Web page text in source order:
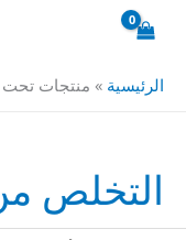
الرئيسية » منتجات تحت
التخلص